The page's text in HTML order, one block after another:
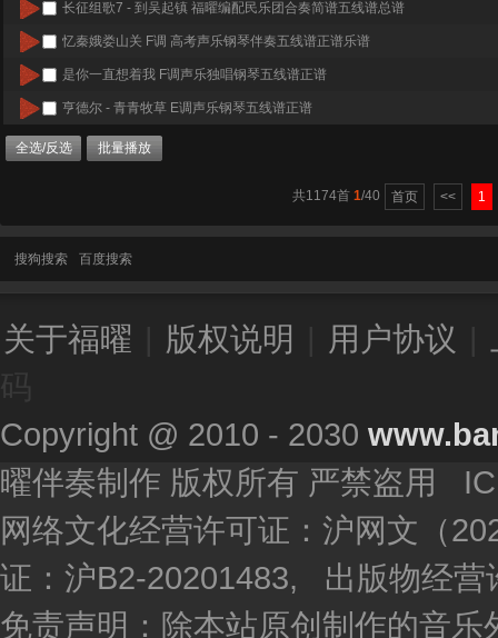
长征组歌7 - 到吴起镇 福曜编配民乐团合奏简谱五线谱总谱
忆秦娥娄山关 F调 高考声乐钢琴伴奏五线谱正谱乐谱
是你一直想着我 F调声乐独唱钢琴五线谱正谱
亨德尔 - 青青牧草 E调声乐钢琴五线谱正谱
全选/反选 批量播放
共1174首 1/40 首页 << 1
搜狗搜索 百度搜索
关于福曜 版权说明 用户协议
Copyright @ 2010 - 2030
曜伴奏制作 版权所有 严禁盗用
网络文化经营许可证：沪网文（
证：沪B2-20201483, 出版物经营
免责声明：除本站原创制作的音